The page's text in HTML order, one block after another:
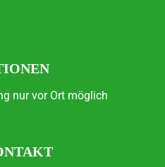
nur vor Ort möglich